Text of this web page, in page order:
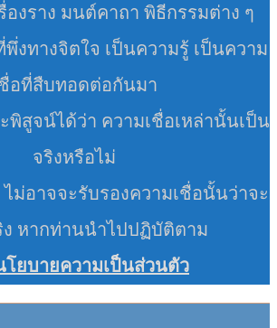
องราง มนต์คาถา พิธีกรรมต่าง ๆ
งทางจิตใจ เป็นความรู้ เป็นความ
อที่สืบทอดต่อกันมา
พิสูจน์ได้ว่า ความเชื่อเหล่านั้นเป็น
จริงหรือไม่
ม่อาจจะรับรองความเชื่อนั้นว่าจะ
ง หากท่านนำไปปฏิบัติตาม
ยบายความเป็นส่วนตัว